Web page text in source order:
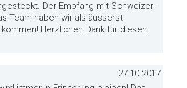
Der Empfang mit Schweizer-
Team haben wir als äusserst
Herzlichen Dank für diesen
27.10.2017